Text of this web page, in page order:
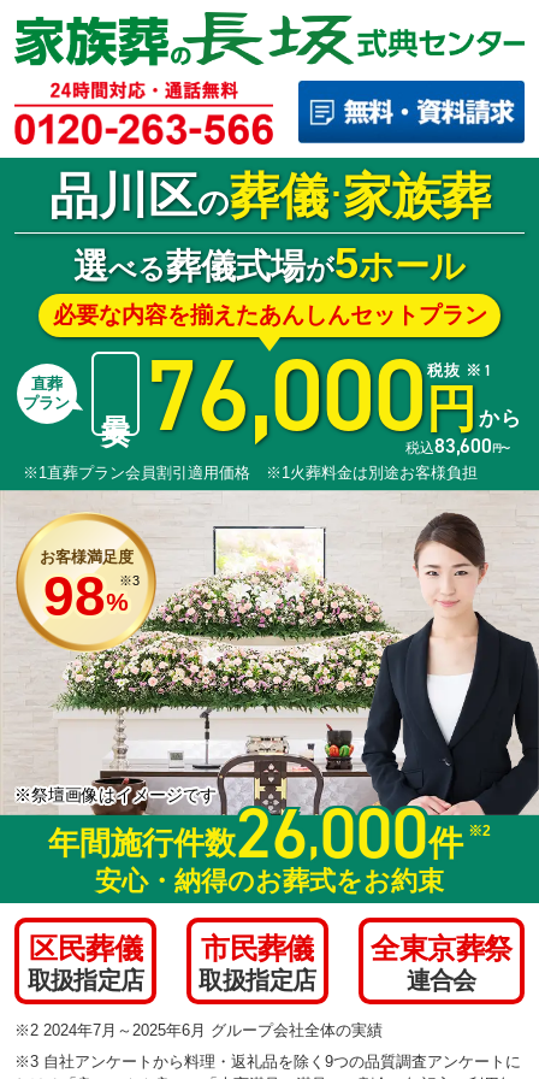
品川区の葬儀･家族葬
選べる葬儀式場が5ホール
必要な内容を揃えたあんしんセットプラン
直葬
プラン
76,000 円 から
税抜 ※1
税込83,600 円〜
※1直葬プラン会員割引適用価格 ※1火葬料金は別途お客様負担
お客様満足度
98%
※3
※祭壇画像はイメージです
年間施行件数26,000件 ※2
安心・納得のお葬式をお約束
区民葬儀
取扱指定店
市民葬儀
取扱指定店
全東京葬祭
連合会
※2 2024年7月～2025年6月 グループ会社全体の実績
※3 自社アンケートから料理・返礼品を除く9つの品質調査アンケートに